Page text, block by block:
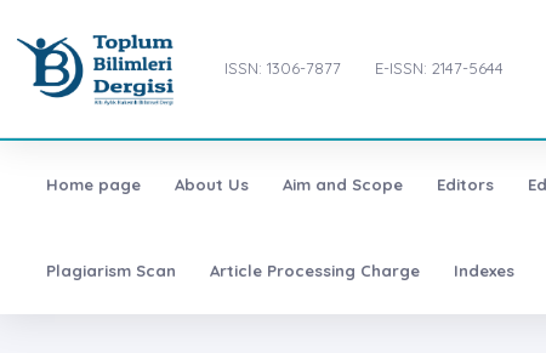
ISSN: 1306-7877 E-ISSN: 2147-5644
Home page About Us Aim and Scope Editors
Plagiarism Scan Article Processing Charge Indexes